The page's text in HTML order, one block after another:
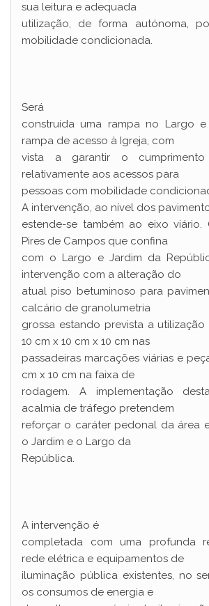
sua leitura e adequada
utilização, de forma autónoma,
mobilidade condicionada.
Será
construída uma rampa no Largo
rampa de acesso à Igreja, com
vista a garantir o
relativamente aos acessos para
pessoas com mobilidade
A intervenção, ao nível dos
estende-se também ao eixo
Pires de Campos que confina
com o Largo e Jardim da
intervenção com a alteração do
atual piso betuminoso para
calcário de granolumetria
grossa estando prevista a
10 cm x 10 cm x 10 cm nas
passadeiras marcações viárias e
cm x 10 cm na faixa de
rodagem. A implementação
acalmia de tráfego pretendem
reforçar o caráter pedonal da área
o Jardim e o Largo da
República.
A intervenção é
completada com uma profunda
rede elétrica e equipamentos de
iluminação pública existentes, no
os consumos de energia e